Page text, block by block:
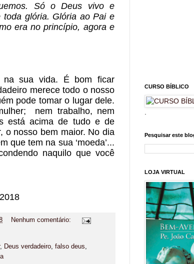
Só o Deus vivo e
toda glória. Glória ao Pai e
era no princípio, agora e
sua vida. É bom ficar
merece todo o nosso
pode tomar o lugar dele.
nem trabalho, nem
está acima de tudo e de
o nosso bem maior. No dia
que tem na sua ‘moeda’...
naquilo que você
Nenhum comentário:
, Deus verdadeiro falso deus
CURSO BÍBLICO
Pesquisar este
LOJA VIRTUAL